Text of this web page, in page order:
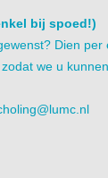
bij spoed!)
Dien
we u